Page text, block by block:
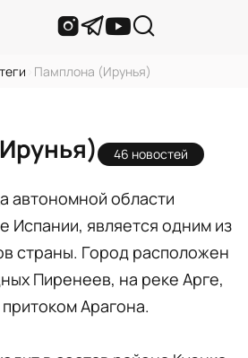
Памплона (Ирунья)
46 новостей
автономной области
Испании, является одним из
страны. Город расположен
Пиренеев, на реке Арге,
Арагона.